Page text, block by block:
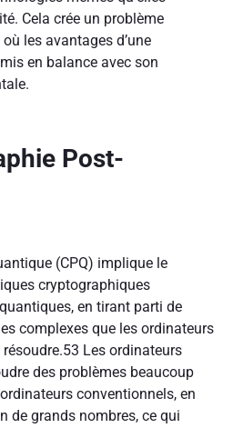
Cela crée un problème
les avantages d’une
en balance avec son
Post-
(CPQ) implique le
cryptographiques
en tirant parti de
complexes que les ordinateurs
53 Les ordinateurs
des problèmes beaucoup
conventionnels, en
de grands nombres, ce qui